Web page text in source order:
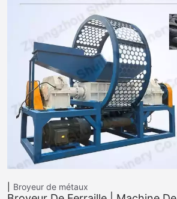
Broyeur de métaux